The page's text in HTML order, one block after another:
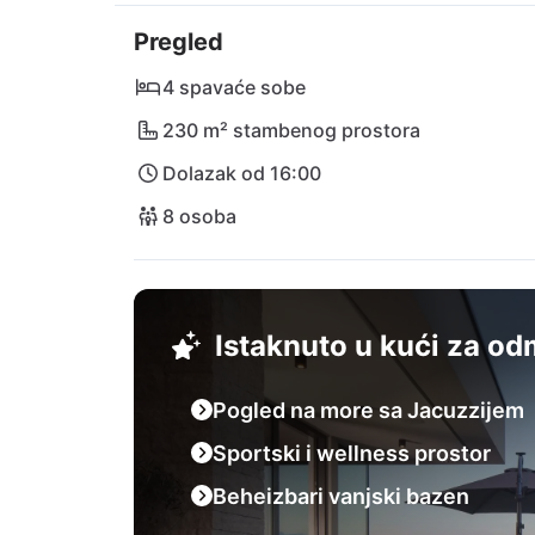
Uživajte u ukusnim obrocima u obližnjem
šarmantno naselje Brtoniglu ili se opustite
preporučuju se povijesni gradovi Novigrad,
Iskusite nezaboravne trenutke u vili
postaje poseban doživljaj.
Pregled
4 spavaće sobe
230 m² stambenog prostora
Dolazak od 16:00
8 osoba
Istaknuto u kući za
Pogled na more sa Jacuzzijem
Sportski i wellness prostor
Beheizbari vanjski bazen